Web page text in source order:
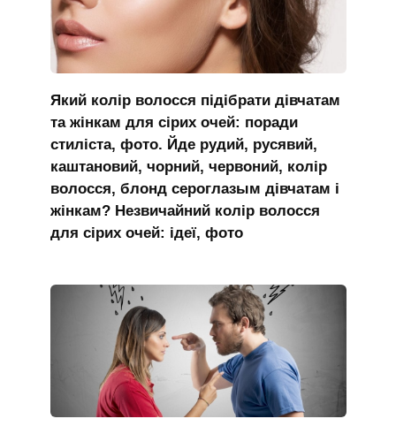
Який колір волосся підібрати дівчатам
та жінкам для сірих очей: поради
стиліста, фото. Йде рудий, русявий,
каштановий, чорний, червоний, колір
волосся, блонд сероглазым дівчатам і
жінкам? Незвичайний колір волосся
для сірих очей: ідеї, фото